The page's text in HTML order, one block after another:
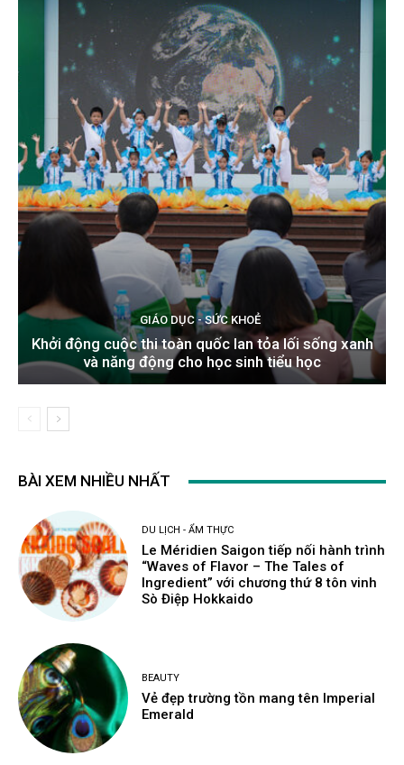
GIÁO DỤC - SỨC KHOẺ
Khởi động cuộc thi toàn quốc lan tỏa lối sống xanh
và năng động cho học sinh tiểu học
BÀI XEM NHIỀU NHẤT
DU LỊCH - ẨM THỰC
Le Méridien Saigon tiếp nối hành trình
“Waves of Flavor – The Tales of
Ingredient” với chương thứ 8 tôn vinh
Sò Điệp Hokkaido
BEAUTY
Vẻ đẹp trường tồn mang tên Imperial
Emerald